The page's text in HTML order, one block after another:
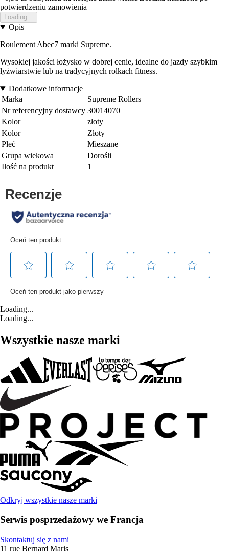
potwierdzeniu zamowienia
Loading...
Opis
Roulement Abec7 marki Supreme.
Wysokiej jakości łożysko w dobrej cenie, idealne do jazdy szybkim
łyżwiarstwie lub na tradycyjnych rolkach fitness.
Dodatkowe informacje
Marka
Supreme Rollers
Nr referencyjny dostawcy 30014070
Kolor
złoty
Kolor
Złoty
Płeć
Mieszane
Grupa wiekowa
Dorośli
Ilość na produkt
1
Loading...
Loading...
Wszystkie nasze marki
Odkryj wszystkie nasze marki
Serwis posprzedażowy we Francja
Skontaktuj się z nami
11 rue Bernard Maris